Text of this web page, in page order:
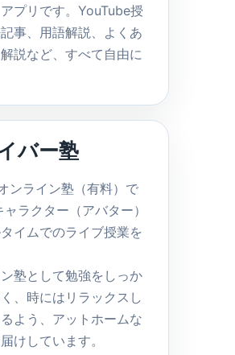
プリです。YouTube授
事、用語解説、よくあ
説など、すべて自由に
バー塾
ンライン塾（有料）で
ラクター（アバター）
イムでのライブ授業を
塾として勉強をしっか
、時にはリラックスし
よう、アットホームな
けしています。